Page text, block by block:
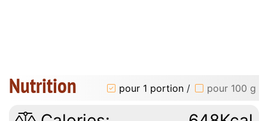
Nutrition pour 1 portion / pour 100 g